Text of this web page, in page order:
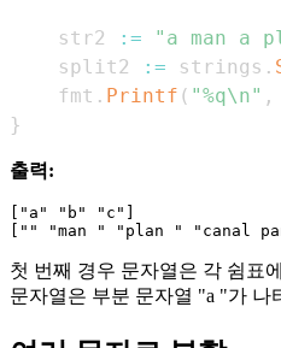
    str2
:=
"a man a
    split2
:= strings .
    fmt
. Printf ( "%q\n" ,
}
출력:
["a" "b" "c"]
첫 번째 경우 문자열은 각 쉼표
문자열은 부분 문자열 "a "가 나